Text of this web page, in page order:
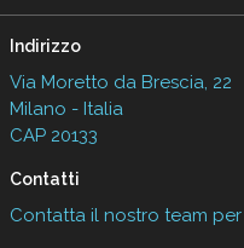
Indirizzo
Via Moretto da Brescia, 22
Milano - Italia
CAP 20133
Contatti
Contatta il nostro team